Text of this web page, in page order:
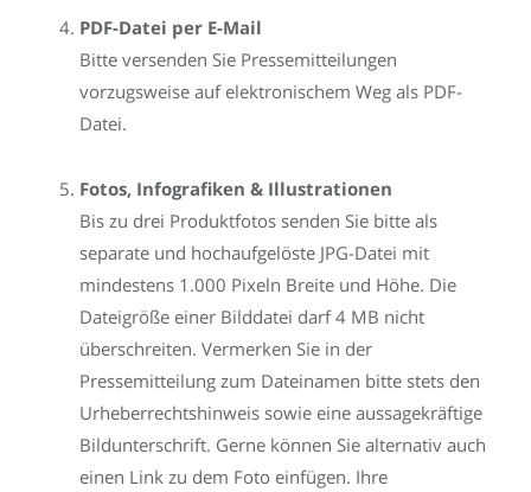
PDF-Datei per E-Mail
Bitte versenden Sie Pressemitteilungen
vorzugsweise auf elektronischem Weg als PDF-
Datei.
Fotos, Infografiken & Illustrationen
Bis zu drei Produktfotos senden Sie bitte als
separate und hochaufgelöste JPG-Datei mit
mindestens 1.000 Pixeln Breite und Höhe. Die
Dateigröße einer Bilddatei darf 4 MB nicht
überschreiten. Vermerken Sie in der
Pressemitteilung zum Dateinamen bitte stets den
Urheberrechtshinweis sowie eine aussagekräftige
Bildunterschrift. Gerne können Sie alternativ auch
einen Link zu dem Foto einfügen. Ihre